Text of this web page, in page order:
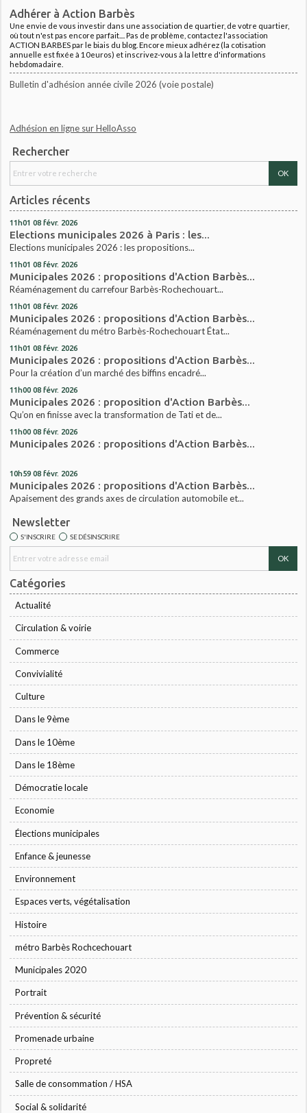
Adhérer à Action Barbès
Une envie de vous investir dans une association de quartier, de votre quartier,
où tout n'est pas encore parfait.... Pas de problème, contactez l'association
ACTION BARBES par le biais du blog. Encore mieux adhérez (la cotisation
annuelle est fixée à 10euros) et inscrivez-vous à la lettre d'informations
hebdomadaire.
Bulletin d'adhésion année civile 2026 (voie postale)
Adhésion en ligne sur HelloAsso
Rechercher
Articles récents
11h01 08 févr. 2026
Elections municipales 2026 à Paris : les...
Elections municipales 2026 : les propositions...
11h01 08 févr. 2026
Municipales 2026 : propositions d'Action Barbès...
Réaménagement du carrefour Barbès-Rochechouart...
11h01 08 févr. 2026
Municipales 2026 : propositions d'Action Barbès...
Réaménagement du métro Barbès-Rochechouart État...
11h01 08 févr. 2026
Municipales 2026 : propositions d'Action Barbès...
Pour la création d’un marché des biffins encadré...
11h00 08 févr. 2026
Municipales 2026 : proposition d'Action Barbès...
Qu’on en finisse avec la transformation de Tati et de...
11h00 08 févr. 2026
Municipales 2026 : propositions d'Action Barbès...
10h59 08 févr. 2026
Municipales 2026 : propositions d'Action Barbès...
Apaisement des grands axes de circulation automobile et...
Newsletter
S'INSCRIRE SE DÉSINSCRIRE
Catégories
Actualité
Circulation & voirie
Commerce
Convivialité
Culture
Dans le 9ème
Dans le 10ème
Dans le 18ème
Démocratie locale
Economie
Élections municipales
Enfance & jeunesse
Environnement
Espaces verts, végétalisation
Histoire
métro Barbès Rochcechouart
Municipales 2020
Portrait
Prévention & sécurité
Promenade urbaine
Propreté
Salle de consommation / HSA
Social & solidarité